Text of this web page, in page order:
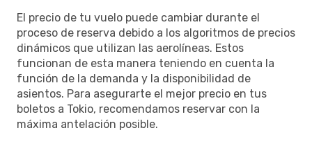
El precio de tu vuelo puede cambiar durante el
proceso de reserva debido a los algoritmos de precios
dinámicos que utilizan las aerolíneas. Estos
funcionan de esta manera teniendo en cuenta la
función de la demanda y la disponibilidad de
asientos. Para asegurarte el mejor precio en tus
boletos a Tokio, recomendamos reservar con la
máxima antelación posible.